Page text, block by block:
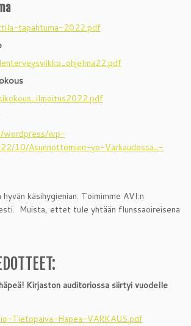
tapahtuma-2022.pdf
wordpress/wp-
10/Asunnottomien-yo-Varkaudessa_-
käsihygienian. Toimimme AVI:n
Muista, ettet tule yhtään flunssaoireisena
Kirjaston auditoriossa siirtyi vuodelle
Tietopaiva-Hapea-VARKAUS.pdf